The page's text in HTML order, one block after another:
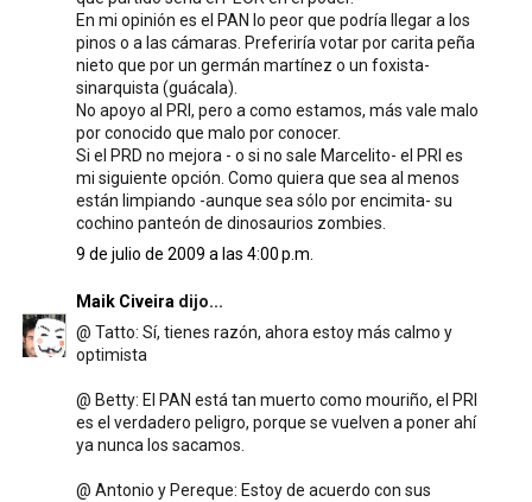
En mi opinión es el PAN lo peor que podría llegar a los
pinos o a las cámaras. Preferiría votar por carita peña
nieto que por un germán martínez o un foxista-
sinarquista (guácala).
No apoyo al PRI, pero a como estamos, más vale malo
por conocido que malo por conocer.
Si el PRD no mejora - o si no sale Marcelito- el PRI es
mi siguiente opción. Como quiera que sea al menos
están limpiando -aunque sea sólo por encimita- su
cochino panteón de dinosaurios zombies.
9 de julio de 2009 a las 4:00 p.m.
Maik Civeira dijo...
@ Tatto: Sí, tienes razón, ahora estoy más calmo y
optimista
@ Betty: El PAN está tan muerto como mouriño, el PRI
es el verdadero peligro, porque se vuelven a poner ahí
ya nunca los sacamos.
@ Antonio y Pereque: Estoy de acuerdo con sus